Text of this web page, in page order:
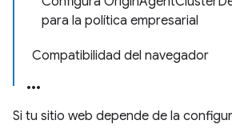
para la política empresarial
Compatibilidad del navegador
Si tu sitio web depende de la